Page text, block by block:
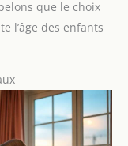
que le choix
l’âge des enfants